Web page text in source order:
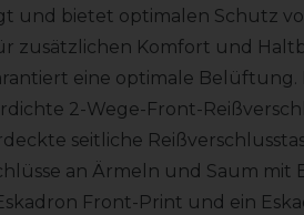
und bietet optimalen Schutz
zusätzlichen Komfort und
eine optimale Belüftung.
2-Wege-Front-
seitliche
an Ärmeln und Saum
Front-Print und ein